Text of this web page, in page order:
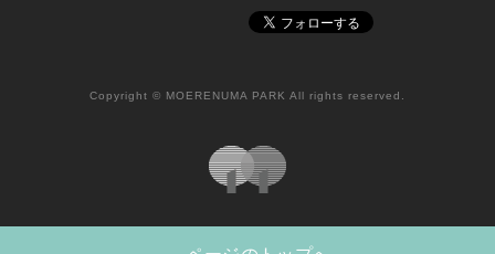
Copyright © MOERENUMA PARK All rights reserved.